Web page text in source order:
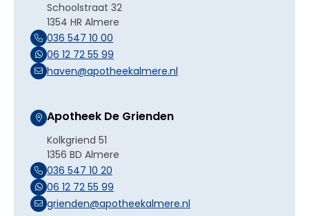
Schoolstraat 32
1354 HR Almere
036 547 10 00
06 12 72 55 99
haven@apotheekalmere.nl
Apotheek De Grienden
Kolkgriend 51
1356 BD Almere
036 547 10 20
06 12 72 55 99
grienden@apotheekalmere.nl